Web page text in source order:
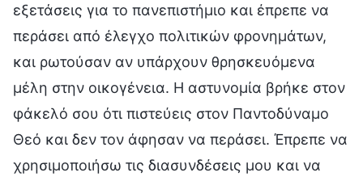
εξετάσεις για το πανεπιστήμιο και έπρεπε να
περάσει από έλεγχο πολιτικών φρονημάτων,
και ρωτούσαν αν υπάρχουν θρησκευόμενα
μέλη στην οικογένεια. Η αστυνομία βρήκε στον
φάκελό σου ότι πιστεύεις στον Παντοδύναμο
Θεό και δεν τον άφησαν να περάσει. Έπρεπε να
χρησιμοποιήσω τις διασυνδέσεις μου και να